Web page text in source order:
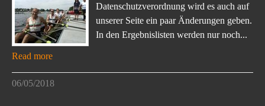
Datenschutzverordnung wird es auch auf
unserer Seite ein paar Änderungen geben.
In den Ergebnislisten werden nur noch...
Read more
06/05/2018